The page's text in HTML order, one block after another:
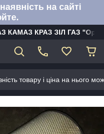
на сайті
КАМАЗ КРАЗ ЗІЛ ГАЗ
товару і ціна на нього